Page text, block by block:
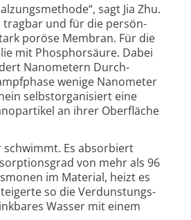
sagt Jia Zhu.
trag­bar und für die persön­
poröse Membran. Für die
mit Phosphor­säure. Dabei
Nano­metern Durch­
wenige Nano­meter
selbst­organisiert eine
an ihrer Ober­fläche
schwimmt. Es absorbiert
von mehr als 96
im Material, heizt es
so die Verdun­stungs­
Wasser mit einem